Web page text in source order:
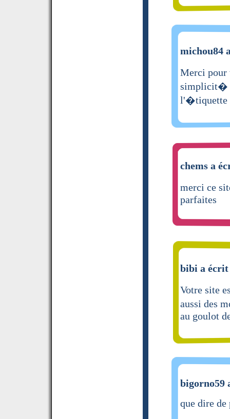
michou84
Merci pour
simplicit�
l'�tiquette
chems a
merci ce
parfaites
bibi a
Votre site
aussi des
au goulot
bigorno59
que dire